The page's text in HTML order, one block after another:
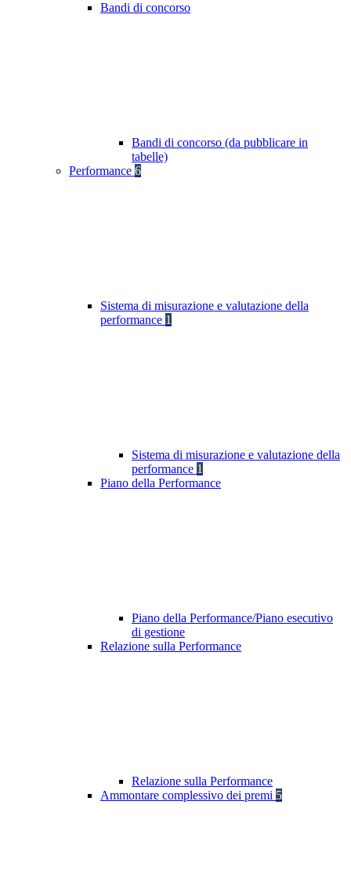
Bandi di concorso
Bandi di concorso (da pubblicare in
tabelle)
Performance 6
Sistema di misurazione e valutazione della
performance 1
Sistema di misurazione e valutazione della
performance 1
Piano della Performance
Piano della Performance/Piano esecutivo
di gestione
Relazione sulla Performance
Relazione sulla Performance
Ammontare complessivo dei premi 5